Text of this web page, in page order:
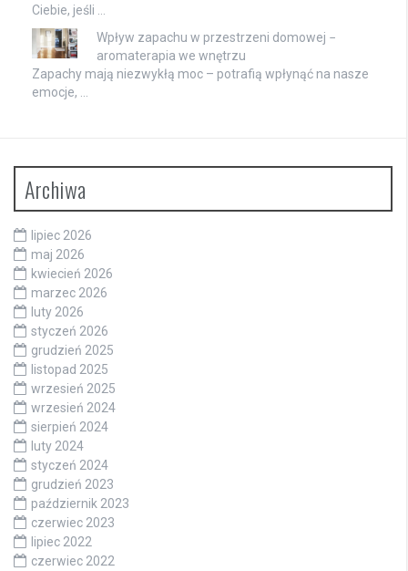
Ciebie, jeśli …
Wpływ zapachu w przestrzeni domowej −
aromaterapia we wnętrzu
Zapachy mają niezwykłą moc – potrafią wpłynąć na nasze
emocje, …
Archiwa
lipiec 2026
maj 2026
kwiecień 2026
marzec 2026
luty 2026
styczeń 2026
grudzień 2025
listopad 2025
wrzesień 2025
wrzesień 2024
sierpień 2024
luty 2024
styczeń 2024
grudzień 2023
październik 2023
czerwiec 2023
lipiec 2022
czerwiec 2022